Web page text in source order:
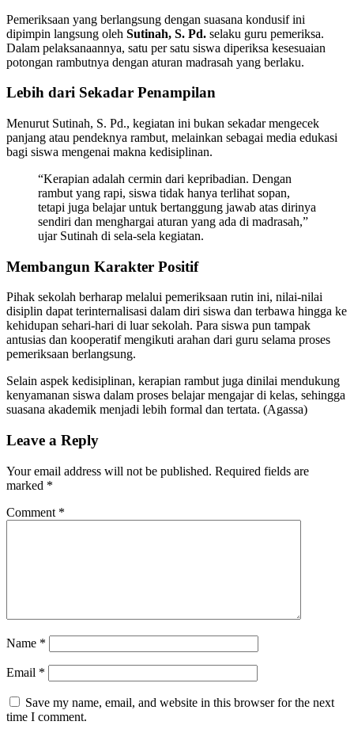
Pemeriksaan yang berlangsung dengan suasana kondusif ini
dipimpin langsung oleh Sutinah, S. Pd. selaku guru pemeriksa.
Dalam pelaksanaannya, satu per satu siswa diperiksa kesesuaian
potongan rambutnya dengan aturan madrasah yang berlaku.
Lebih dari Sekadar Penampilan
Menurut Sutinah, S. Pd., kegiatan ini bukan sekadar mengecek
panjang atau pendeknya rambut, melainkan sebagai media edukasi
bagi siswa mengenai makna kedisiplinan.
“Kerapian adalah cermin dari kepribadian. Dengan
rambut yang rapi, siswa tidak hanya terlihat sopan,
tetapi juga belajar untuk bertanggung jawab atas dirinya
sendiri dan menghargai aturan yang ada di madrasah,”
ujar Sutinah di sela-sela kegiatan.
Membangun Karakter Positif
Pihak sekolah berharap melalui pemeriksaan rutin ini, nilai-nilai
disiplin dapat terinternalisasi dalam diri siswa dan terbawa hingga ke
kehidupan sehari-hari di luar sekolah. Para siswa pun tampak
antusias dan kooperatif mengikuti arahan dari guru selama proses
pemeriksaan berlangsung.
Selain aspek kedisiplinan, kerapian rambut juga dinilai mendukung
kenyamanan siswa dalam proses belajar mengajar di kelas, sehingga
suasana akademik menjadi lebih formal dan tertata. (Agassa)
Leave a Reply
Your email address will not be published. Required fields are
marked *
Comment *
Name *
Email *
Save my name, email, and website in this browser for the next
time I comment.